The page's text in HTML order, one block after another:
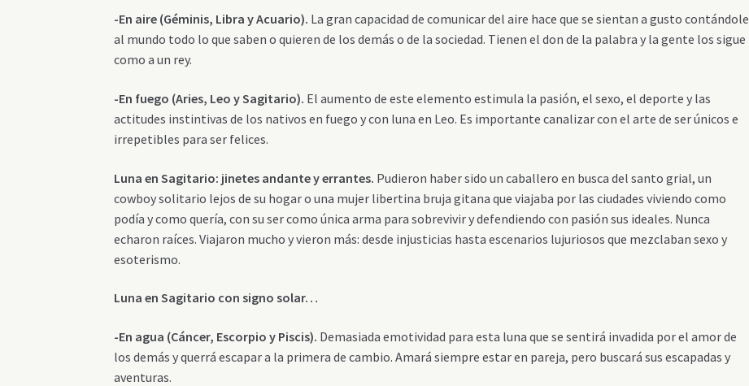
-En aire (Géminis, Libra y Acuario). La gran capacidad de comunicar del aire hace que se sientan a gusto contándole
al mundo todo lo que saben o quieren de los demás o de la sociedad. Tienen el don de la palabra y la gente los sigue
como a un rey.
-En fuego (Aries, Leo y Sagitario). El aumento de este elemento estimula la pasión, el sexo, el deporte y las
actitudes instintivas de los nativos en fuego y con luna en Leo. Es importante canalizar con el arte de ser únicos e
irrepetibles para ser felices.
Luna en Sagitario: jinetes andante y errantes. Pudieron haber sido un caballero en busca del santo grial, un
cowboy solitario lejos de su hogar o una mujer libertina bruja gitana que viajaba por las ciudades viviendo como
podía y como quería, con su ser como única arma para sobrevivir y defendiendo con pasión sus ideales. Nunca
echaron raíces. Viajaron mucho y vieron más: desde injusticias hasta escenarios lujuriosos que mezclaban sexo y
esoterismo.
Luna en Sagitario con signo solar…
-En agua (Cáncer, Escorpio y Piscis). Demasiada emotividad para esta luna que se sentirá invadida por el amor de
los demás y querrá escapar a la primera de cambio. Amará siempre estar en pareja, pero buscará sus escapadas y
aventuras.